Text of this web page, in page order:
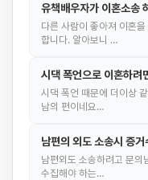
유책배우자가 이혼소송
다른 사람이 좋아져 이혼
합니다. 알아보니 …
시댁 폭언으로 이혼하려
시댁 폭언 때문에 더이상
남의 편이네요…
남편의 외도 소송시 증
남편외도 소송하려고 문의
수집해야 하는…